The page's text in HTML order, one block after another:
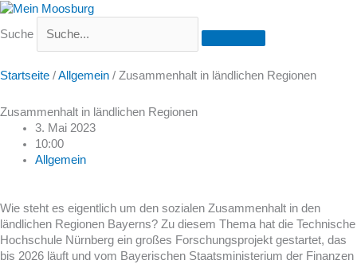
Suche
Startseite /Allgemein / Zusammenhalt in ländlichen Regionen
Zusammenhalt in ländlichen Regionen
3. Mai 2023
10:00
Allgemein
Wie steht es eigentlich um den sozialen Zusammenhalt in den
ländlichen Regionen Bayerns? Zu diesem Thema hat die Technische
Hochschule Nürnberg ein großes Forschungsprojekt gestartet, das
bis 2026 läuft und vom Bayerischen Staatsministerium der Finanzen